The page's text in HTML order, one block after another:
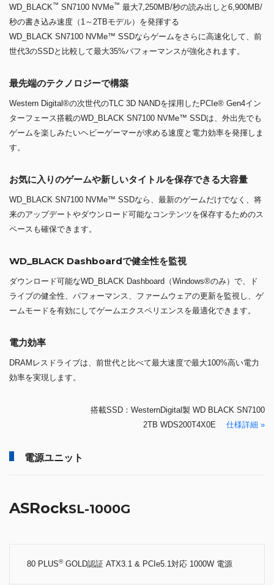
WD_BLACK™ SN7100 NVMe™ 最大7,250MB/秒の読み出しと6,900MB/
秒の書き込み速度（1～2TBモデル）を発揮する
WD_BLACK SN7100 NVMe™ SSDならゲームをさらに高速化して、前
世代3のSSDと比較して最大35%パフォーマンスが強化されます。
最先端のテクノロジーで構築
Western Digital®の次世代のTLC 3D NANDを採用したPCIe® Gen4イン
ターフェース搭載のWD_BLACK SN7100 NVMe™ SSDは、外出先でも
ゲームを楽しみたいヘビーゲーマーが求める速度と電力効率を発揮しま
す。
お気に入りのゲームや新しいタイトルを保存できる大容量
WD_BLACK SN7100 NVMe™ SSDなら、最新のゲームだけでなく、将
来のアップデートやダウンロード可能なコンテンツを保存するためのス
ペースも確保できます。
WD_BLACK Dashboardで健全性を監視
ダウンロード可能なWD_BLACK Dashboard（Windows®のみ）で、ド
ライブの健全性、パフォーマンス、ファームウェアの更新を監視し、ゲ
ームモードを有効にしてゲームエクスペリエンスを最適化できます。
電力効率
DRAMレスドライブは、前世代と比べて最大速度で最大100%高い電力
効率を実現します。
搭載SSD：WesternDigital製 WD BLACK SN7100
2TB WDS200T4X0E 仕様詳細 »
電源ユニット
ASRockSL-1000G
80 PLUS®GOLD認証 ATX3.1 & PCIe5.1対応 1000W 電源